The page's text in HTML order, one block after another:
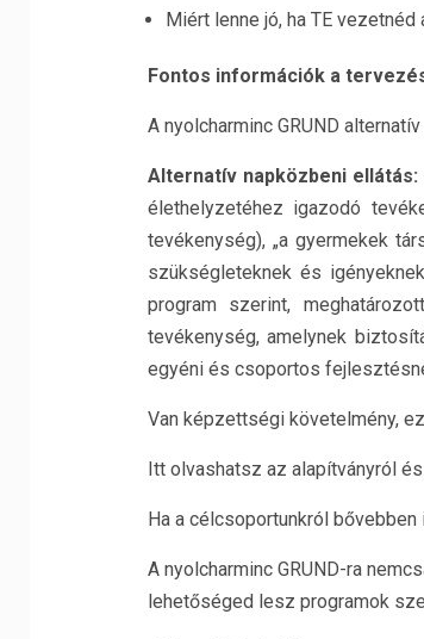
Miért lenne jó, ha TE vezetnéd
Fontos információk a
A nyolcharminc GRUND
Alternatív napközbeni ellátás:
élethelyzetéhez igazodó
tevékenység), „a gyermekek
szükségleteknek és
program szerint,
tevékenység, amelynek
egyéni és csoportos
Van képzettségi követelmény,
Itt olvashatsz az alapítványról
Ha a célcsoportunkról
A nyolcharminc GRUND-ra
lehetőséged lesz programok